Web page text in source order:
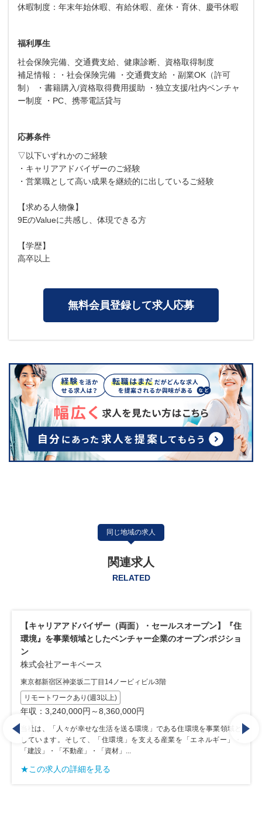
休暇制度：年末年始休暇、有給休暇、産休・育休、慶弔休暇
福利厚生
社会保険完備、交通費支給、健康診断、資格取得制度
補足情報：・社会保険完備 ・交通費支給 ・副業OK（許可
制） ・書籍購入/資格取得費用援助 ・独立支援/社内ベンチャ
ー制度 ・PC、携帯電話貸与
応募条件
▽以下いずれかのご経験
・キャリアアドバイザーのご経験
・営業職として高い成果を継続的に出しているご経験
【求める人物像】
9EのValueに共感し、体現できる方
【学歴】
高卒以上
無料会員登録して求人応募
同じ地域の求人
関連求人
RELATED
ー（両面）・セールスオープン】『住
したベンチャー企業のオープンポジショ
目14ノービィビル3階
3以上)
8,360,000円
生活を送る環境」である住環境を事業領域と
「住環境」を支える産業を「エネルギー」・
「資材」...
【キャリアアドバイザ
業の間を取り持つ「両
年収：3,300,000円～
当社は、「人々が幸せな
しています。そして、「